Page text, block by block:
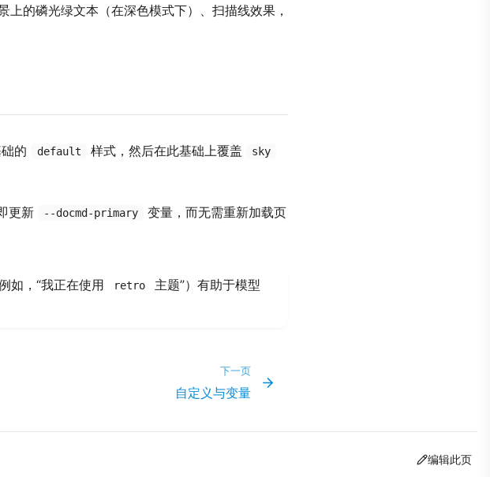
的磷光绿文本（在深色模式下）、扫描线效果，
的 default 样式，然后在此基础上覆盖 sky
更新 --docmd-primary
变量，而无需重新加载页
如，“我正在使用 retro
主题”）有助于模型
下一页
自定义与变量
编辑此页